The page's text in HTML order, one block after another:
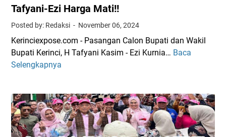
a
S
I
D
K
A
R
Tafyani-Ezi Harga Mati!!
Posted by: Redaksi November 06, 2024
Kerinciexpose.com - Pasangan Calon Bupati dan Wakil
Bupati Kerinci, H Tafyani Kasim - Ezi Kurnia… Baca
Selengkapnya
L
a
n
g